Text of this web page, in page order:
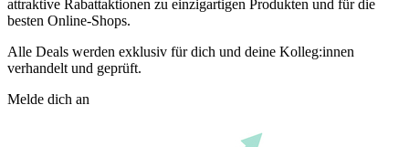
attraktive Rabattaktionen zu einzigartigen Produkten und für die
besten Online-Shops.
Alle Deals werden exklusiv für dich und deine Kolleg:innen
verhandelt und geprüft.
Melde dich an